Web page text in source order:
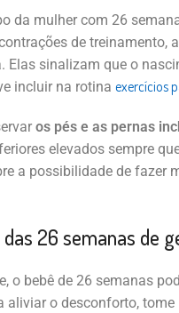
da mulher com 26
de treinamento,
Elas sinalizam que o
incluir na rotina exercícios
os pés e as pernas
elevados sempre
a possibilidade de fazer
26 semanas de
o bebê de 26 semanas
aliviar o desconforto,